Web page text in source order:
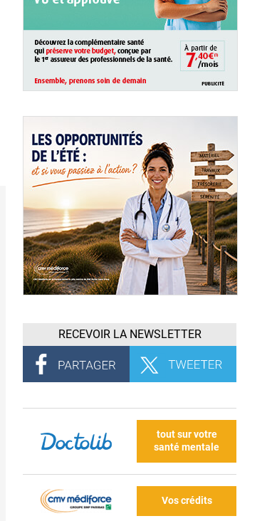
RECEVOIR LA NEWSLETTER
tout sur votre
santé mentale
Vos crédits